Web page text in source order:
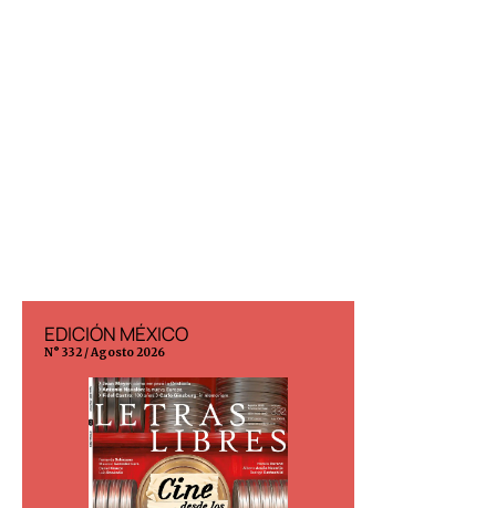
EDICIÓN MÉXICO
N° 332 / Agosto 2026